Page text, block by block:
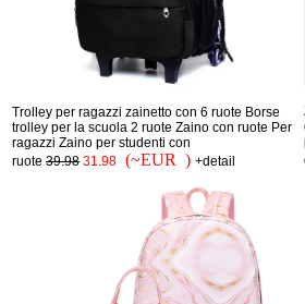
Trolley per ragazzi zainetto con 6 ruote Borse
trolley per la scuola 2 ruote Zaino con ruote Per
ragazzi Zaino per studenti con
ruote 39.98 31.98 (~EUR ) +detail